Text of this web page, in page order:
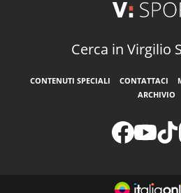
Cerca in Virgilio
CONTENUTI SPECIALI CONTATTACI
ARCHIVIO